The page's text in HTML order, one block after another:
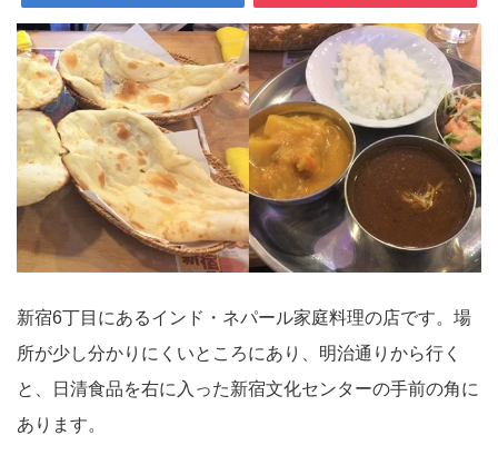
新宿6丁目にあるインド・ネパール家庭料理の店です。場
所が少し分かりにくいところにあり、明治通りから行く
と、日清食品を右に入った新宿文化センターの手前の角に
あります。